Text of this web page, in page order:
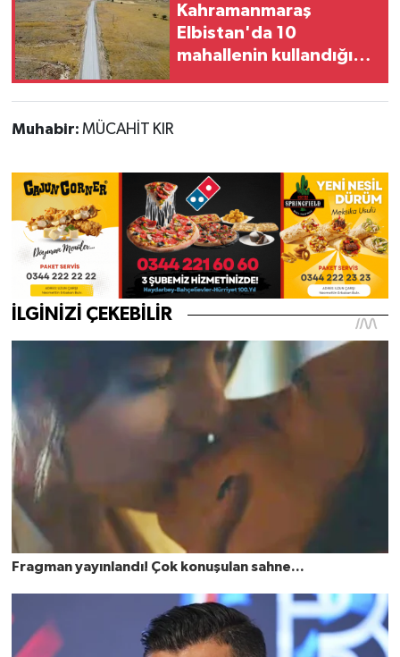
Kahramanmaraş
Elbistan'da 10
mahallenin kullandığı
mesaisi
Muhabir: MÜCAHİT KIR